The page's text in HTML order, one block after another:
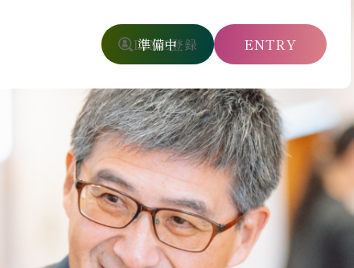
LINE登録 ENTRY